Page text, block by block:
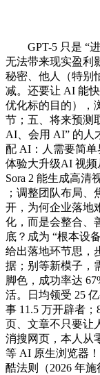
GPT-5 只是 “进
无法带来现实盈
秘密、他人（特别
减。还要让 AI 能
优化标的目的），
节；五、将来预测
AI、会用 AI” 的人
配 AI：人需要简单
体验大升级AI 视频
Sora 2 能生成高清
；调整团队布局、
开，为何企业落地
化，而是会整合、
底？成为 “根本设
给出落地环节思，
据；别等新模子，
脚色，成功率达
活。日均领受 25
事 11.5 万开辟者
页、文章不只要让
消搜网页，本人从
等 AI 原生浏览器
酷法则（2026 年